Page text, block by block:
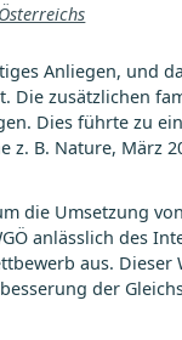
Anliegen, und
Die zusätzlichen
Dies führte zu
B. Nature, März
die Umsetzung
anlässlich des
aus. Dieser
der